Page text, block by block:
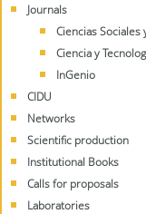
Journals
Ciencias Sociales
Ciencia y
InGenio
CIDU
Networks
Scientific production
Institutional Books
Calls for proposals
Laboratories